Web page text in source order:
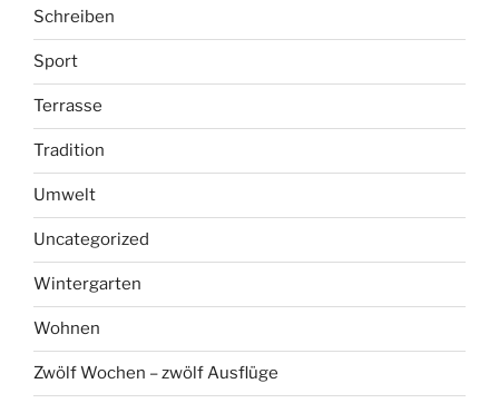
Schreiben
Sport
Terrasse
Tradition
Umwelt
Uncategorized
Wintergarten
Wohnen
Zwölf Wochen – zwölf Ausflüge